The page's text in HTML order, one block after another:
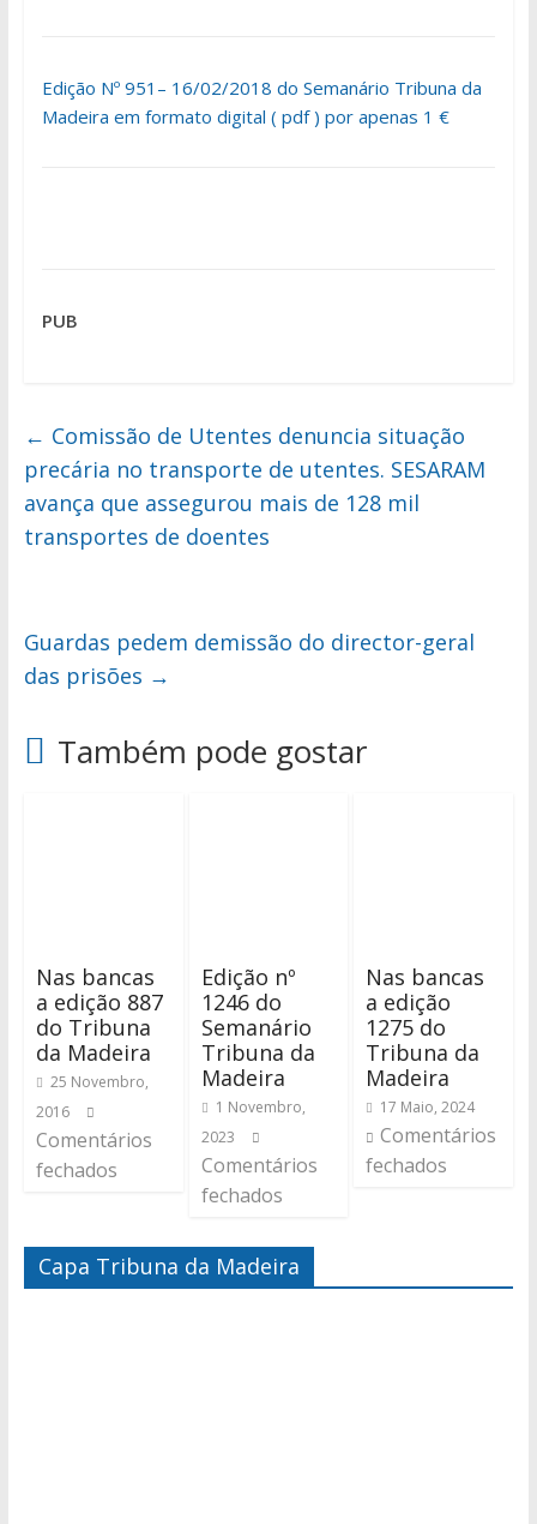
Edição Nº 951– 16/02/2018 do Semanário Tribuna da
Madeira em formato digital ( pdf ) por apenas 1 €
PUB
← Comissão de Utentes denuncia situação
precária no transporte de utentes. SESARAM
avança que assegurou mais de 128 mil
transportes de doentes
Guardas pedem demissão do director-geral
das prisões →
Também pode gostar
Nas bancas
a edição 887
do Tribuna
da Madeira
25 Novembro,
2016
Comentários
fechados
Edição nº
1246 do
Semanário
Tribuna da
Madeira
1 Novembro,
2023
Comentários
fechados
Nas bancas
a edição
1275 do
Tribuna da
Madeira
17 Maio, 2024
Comentários
fechados
Capa Tribuna da Madeira